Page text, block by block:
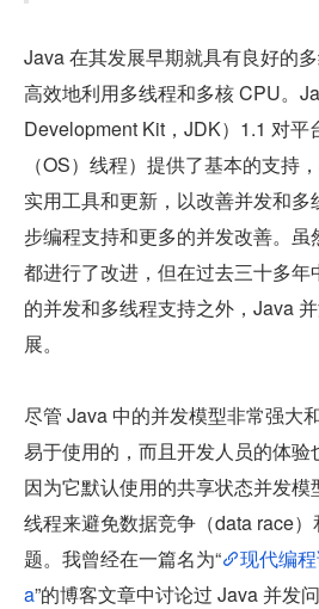
Java 在其发展早期就具有良好的
高效地利用多线程和多核 CPU。
Development Kit，JDK）1.1 对平
（OS）线程）提供了基本的支持
实用工具和更新，以改善并发和
步编程支持和更多的并发改善。虽
都进行了改进，但在过去三十多
的并发和多线程支持之外，Java
展。
尽管 Java 中的并发模型非常强大
易于使用的，而且开发人员的体验
因为它默认使用的共享状态并发
线程来避免数据竞争（data race
题。我曾经在一篇名为“
现代编
a”的博客文章中讨论过 Java 并发问